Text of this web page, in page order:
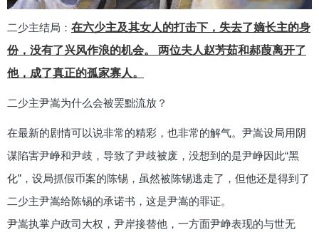
二少主结局： 在六少主及其女人的打击下，失去了嫡长主的身
份，没有了兴风作浪的机会。 两位夫人赵芳茹和郝葭离开了
他，成了真正的孤家寡人。
二少主尹嵩为什么会被罢黜流放？
在最新的剧情可以说非常的精彩，也非常的解气。尹嵩设局用阴
谋陷害尹峥和尹歧，导致了尹歧被废，没想到的是尹峥因此“黑
化”，设局抓假币案的陈锡，虽然被陈锡逃走了，但他还是得到了
二少主尹嵩给陈锡的承诺书，这是尹嵩的罪证。
尹嵩执掌户政司大权，尹岸接替他，一方面尹峥表现的与世无